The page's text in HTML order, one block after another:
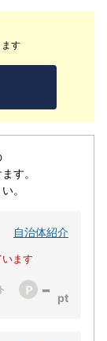
す
す。
。
自治体紹介
ます
-